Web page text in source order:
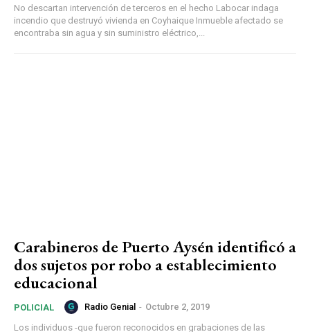
No descartan intervención de terceros en el hecho Labocar indaga
incendio que destruyó vivienda en Coyhaique Inmueble afectado se
encontraba sin agua y sin suministro eléctrico,...
Carabineros de Puerto Aysén identificó a
dos sujetos por robo a establecimiento
educacional
POLICIAL Radio Genial - Octubre 2, 2019
Los individuos -que fueron reconocidos en grabaciones de las